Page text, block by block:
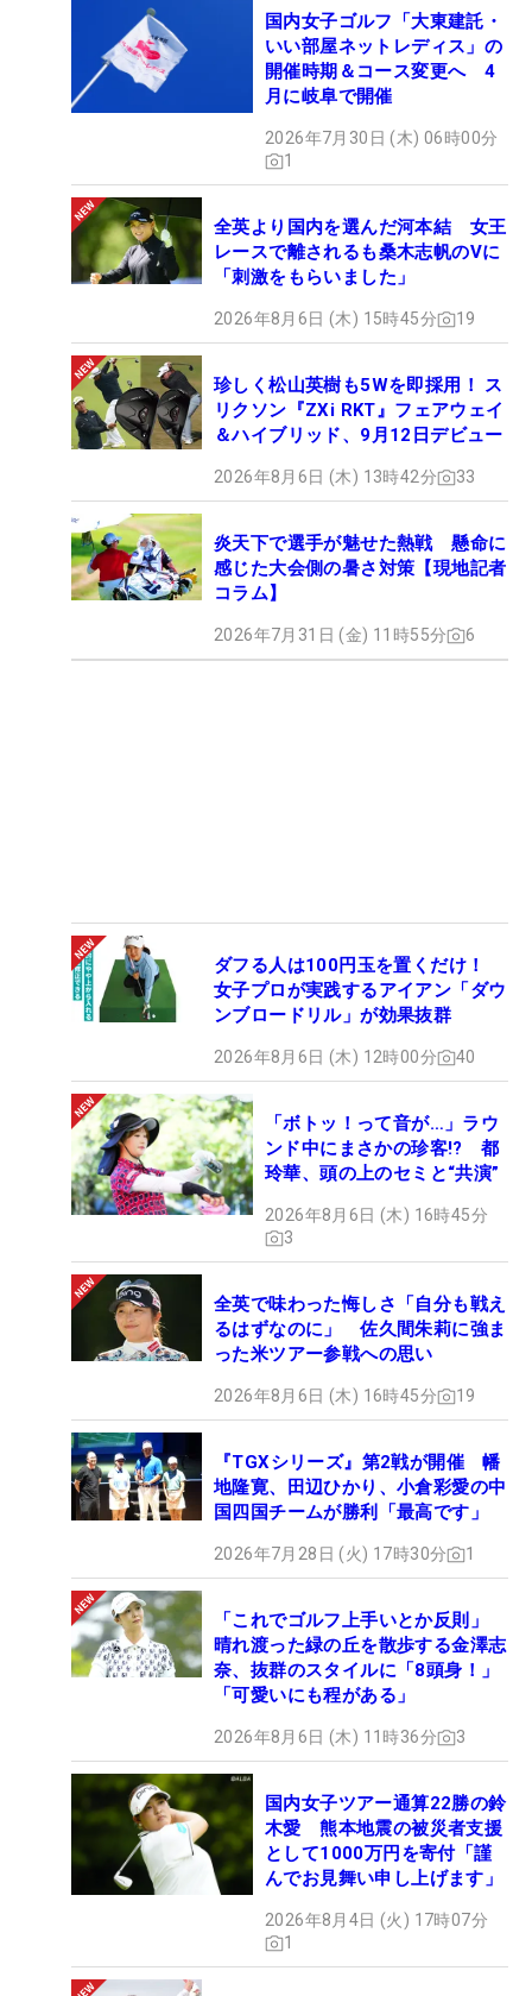
国内女子ゴルフ「大東建託・
いい部屋ネットレディス」の
開催時期＆コース変更へ 4
月に岐阜で開催
2026年7月30日 (木) 06時00分
1
全英より国内を選んだ河本結 女王
レースで離されるも桑木志帆のVに
「刺激をもらいました」
2026年8月6日 (木) 15時45分 19
珍しく松山英樹も5Wを即採用！ ス
リクソン『ZXi RKT』フェアウェイ
＆ハイブリッド、9月12日デビュー
2026年8月6日 (木) 13時42分 33
炎天下で選手が魅せた熱戦 懸命に
感じた大会側の暑さ対策【現地記者
コラム】
2026年7月31日 (金) 11時55分 6
ダフる人は100円玉を置くだけ！
女子プロが実践するアイアン「ダウ
ンブロードリル」が効果抜群
2026年8月6日 (木) 12時00分 40
「ボトッ！って音が…」ラウ
ンド中にまさかの珍客!? 都
玲華、頭の上のセミと“共演”
2026年8月6日 (木) 16時45分
3
全英で味わった悔しさ「自分も戦え
るはずなのに」 佐久間朱莉に強ま
った米ツアー参戦への思い
2026年8月6日 (木) 16時45分 19
『TGXシリーズ』第2戦が開催 幡
地隆寛、田辺ひかり、小倉彩愛の中
国四国チームが勝利「最高です」
2026年7月28日 (火) 17時30分 1
「これでゴルフ上手いとか反則」
晴れ渡った緑の丘を散歩する金澤志
奈、抜群のスタイルに「8頭身！」
「可愛いにも程がある」
2026年8月6日 (木) 11時36分 3
国内女子ツアー通算22勝の鈴
木愛 熊本地震の被災者支援
として1000万円を寄付「謹
んでお見舞い申し上げます」
2026年8月4日 (火) 17時07分
1